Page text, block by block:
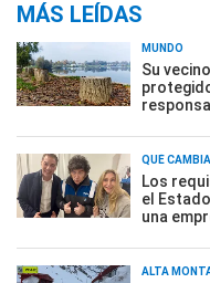
MÁS LEÍDAS
MUNDO
Su
QUÉ
Los
el
una
ALTA